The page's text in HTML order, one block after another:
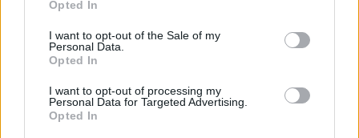
Opted In
I want to opt-out of the Sale of my
Personal Data.
Opted In
I want to opt-out of processing my
Personal Data for Targeted Advertising.
Opted In
Az előfizetés a következőket tartalmazza:
Kötéslisták: BÉT elmúlt 2 év napon belüli
kötéslistái
Előfizetés